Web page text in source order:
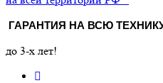
ГАРАНТИЯ НА ВСЮ
до 3-х лет!